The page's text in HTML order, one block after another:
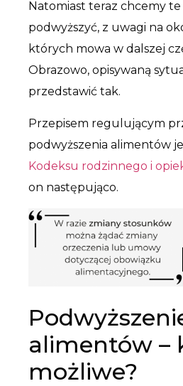
Natomiast teraz chcemy
podwyższyć, z uwagi na
których mowa w dalszej
Obrazowo, opisywaną
przedstawić tak.
Przepisem regulującym
podwyższenia alimentów
Kodeksu rodzinnego i
on następująco.
alimentów –
możliwe?